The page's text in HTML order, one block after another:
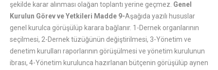
şekilde karar alınması olağan toplantı yerine geçmez. Genel
Kurulun Görev ve Yetkileri Madde 9-Aşağıda yazılı hususlar
genel kurulca görüşülüp karara bağlanır. 1-Dernek organlarının
seçilmesi, 2-Dernek tüzüğünün değiştirilmesi, 3-Yönetim ve
denetim kurulları raporlarının görüşülmesi ve yönetim kurulunun
ibrası, 4-Yönetim kurulunca hazırlanan bütçenin görüşülüp aynen